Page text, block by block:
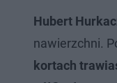
Hubert
nawierzchni.
kortach